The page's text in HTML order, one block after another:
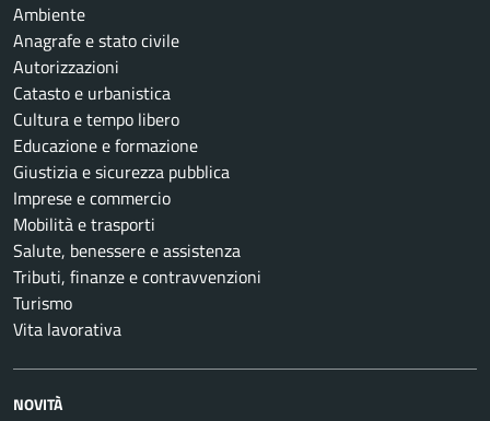
Ambiente
Anagrafe e stato civile
Autorizzazioni
Catasto e urbanistica
Cultura e tempo libero
Educazione e formazione
Giustizia e sicurezza pubblica
Imprese e commercio
Mobilità e trasporti
Salute, benessere e assistenza
Tributi, finanze e contravvenzioni
Turismo
Vita lavorativa
NOVITÀ